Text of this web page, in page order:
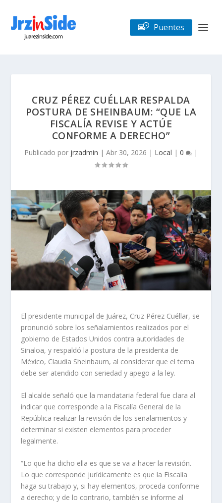
Puentes
CRUZ PÉREZ CUÉLLAR RESPALDA
POSTURA DE SHEINBAUM: “QUE LA
FISCALÍA REVISE Y ACTÚE
CONFORME A DERECHO”
Publicado por jrzadmin | Abr 30, 2026 | Local | 0 |
El presidente municipal de Juárez, Cruz Pérez Cuéllar, se
pronunció sobre los señalamientos realizados por el
gobierno de Estados Unidos contra autoridades de
Sinaloa, y respaldó la postura de la presidenta de
México, Claudia Sheinbaum, al considerar que el tema
debe ser atendido con seriedad y apego a la ley.
El alcalde señaló que la mandataria federal fue clara al
indicar que corresponde a la Fiscalía General de la
República realizar la revisión de los señalamientos y
determinar si existen elementos para proceder
legalmente.
“Lo que ha dicho ella es que se va a hacer la revisión.
Lo que corresponde jurídicamente es que la Fiscalía
haga su trabajo y, si hay elementos, proceda conforme
a derecho; y de lo contrario, también se informe al